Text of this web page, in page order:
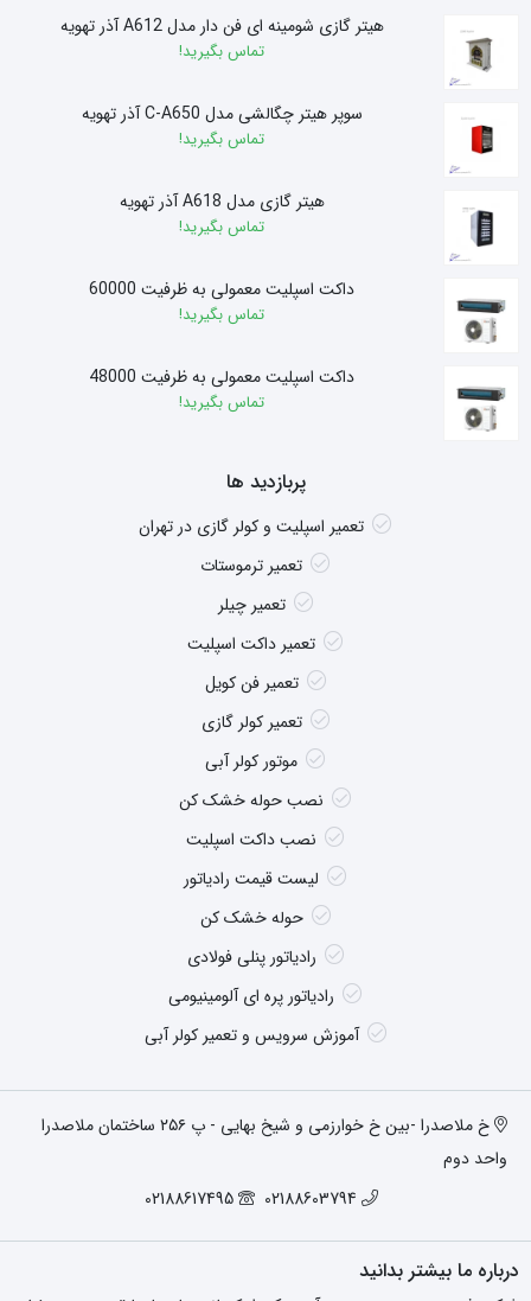
هیتر گازی شومینه ای فن دار مدل A612 آذر تهویه
تماس بگیرید!
سوپر هیتر چگالشی مدل C-A650 آذر تهویه
تماس بگیرید!
هیتر گازی مدل A618 آذر تهویه
تماس بگیرید!
داکت اسپلیت معمولی به ظرفیت 60000
تماس بگیرید!
داکت اسپلیت معمولی به ظرفیت 48000
تماس بگیرید!
پربازدید ها
تعمیر اسپلیت و کولر گازی در تهران
تعمیر ترموستات
تعمیر چیلر
تعمیر داکت اسپلیت
تعمیر فن کویل
تعمیر کولر گازی
موتور کولر آبی
نصب حوله خشک کن
نصب داکت اسپلیت
لیست قیمت رادیاتور
حوله خشک کن
رادیاتور پنلی فولادی
رادیاتور پره ای آلومینیومی
آموزش سرویس و تعمیر کولر آبی
خ ملاصدرا -بین خ خوارزمی و شیخ بهایی - پ ۲۵۶ ساختمان ملاصدرا
واحد دوم
02188603794
02188617495
درباره ما بیشتر بدانید